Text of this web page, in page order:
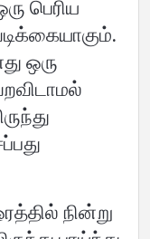
பெரிய
ஒரு
நின்று